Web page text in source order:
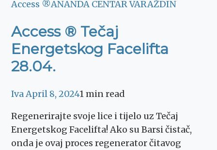
Access ®ANANDA CENTAR VARAŽDIN
Access ® Tečaj
Energetskog Facelifta
28.04.
IvaApril 8, 20241 min read
Regenerirajte svoje lice i tijelo uz Tečaj
Energetskog Facelifta! Ako su Barsi čistač,
onda je ovaj proces regenerator čitavog